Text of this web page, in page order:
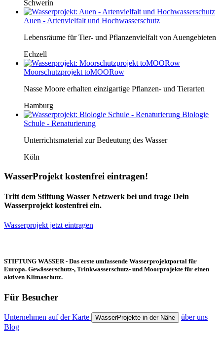
Schwerin
Auen - Artenvielfalt und Hochwasserschutz
Lebensräume für Tier- und Pflanzenvielfalt von Auengebieten
Echzell
Moorschutzprojekt toMOORow
Nasse Moore erhalten einzigartige Pflanzen- und Tierarten
Hamburg
Biologie
Schule - Renaturierung
Unterrichtsmaterial zur Bedeutung des Wasser
Köln
WasserProjekt kostenfrei eintragen!
Tritt dem Stiftung Wasser Netzwerk bei und trage Dein
Wasserprojekt kostenfrei ein.
Wasserprojekt jetzt eintragen
STIFTUNG WASSER - Das erste umfassende Wasserprojektportal für
Europa. Gewässerschutz-, Trinkwasserschutz- und Moorprojekte für einen
aktiven Klimaschutz.
Für Besucher
Unternehmen auf der Karte WasserProjekte in der Nähe
über uns
Blog